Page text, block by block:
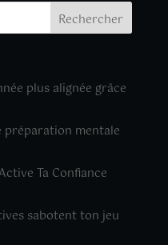
plus alignée grâce
préparation mentale
Ta Confiance
sabotent ton jeu